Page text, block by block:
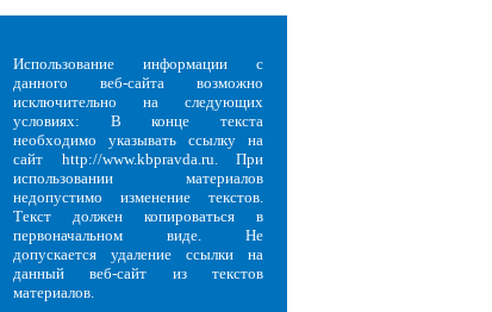
Использование информации с
данного веб-сайта возможно
исключительно на следующих
условиях: В конце текста
необходимо указывать ссылку на
сайт http://www.kbpravda.ru. При
использовании материалов
недопустимо изменение текстов.
Текст должен копироваться в
первоначальном виде. Не
допускается удаление ссылки на
данный веб-сайт из текстов
материалов.